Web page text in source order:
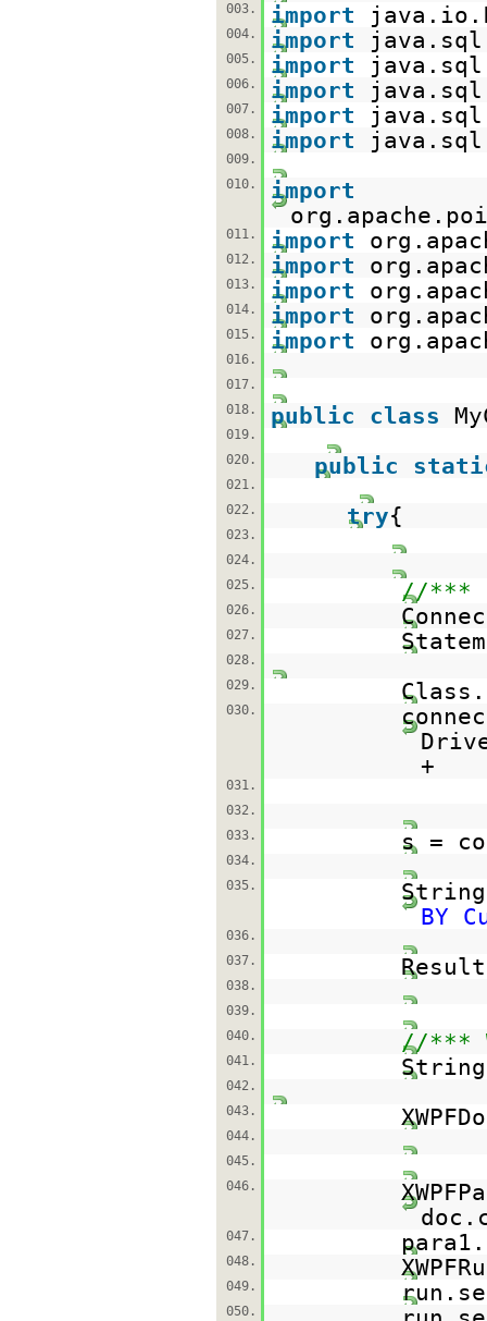
003.
import
004. import
005. import
006. import
007. import
008. import
009.
010.
import
011. import
012. import
013. import
014. import
015. import
016.
017.
018.
public class
019.
020.
public
021.
022.
try{
023.
024.
025.
//***
026.
027.
028.
029.
030.
+
031.
032.
033.
s =
034.
035.
BY
036.
037.
038.
039.
040.
//***
041.
042.
043.
044.
045.
046.
047.
048.
049.
050.